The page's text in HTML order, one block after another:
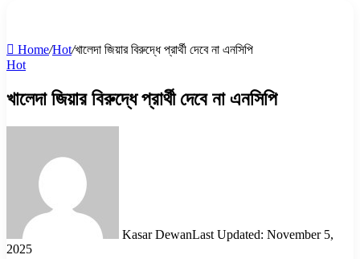
Home/Hot/খালেদা জিয়ার বিরুদ্ধে প্রার্থী দেবে না এনসিপি
Hot
খালেদা জিয়ার বিরুদ্ধে প্রার্থী দেবে না এনসিপি
Kasar DewanLast Updated: November 5,
2025